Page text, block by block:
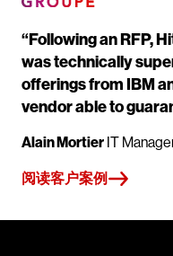
“Following an RFP,
was technically
offerings from IBM
vendor able to
Alain Mortier IT
阅读客户案例